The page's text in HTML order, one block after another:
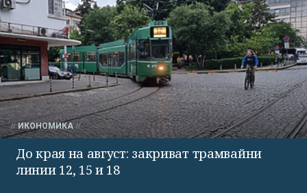
ИКОНОМИКА
До края на август: закриват трамвайни
линии 12, 15 и 18